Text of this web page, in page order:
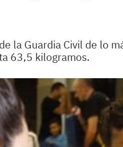
la Guardia Civil de lo
63,5 kilogramos.